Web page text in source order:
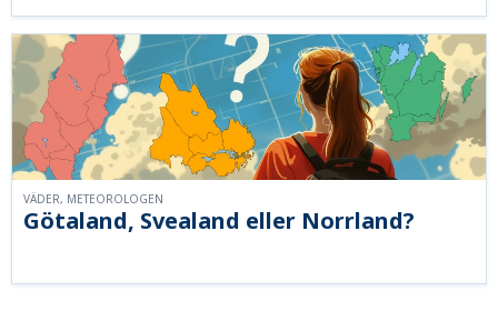
Götaland, Svealand eller Norrland?
VÄDER, METEOROLOGEN